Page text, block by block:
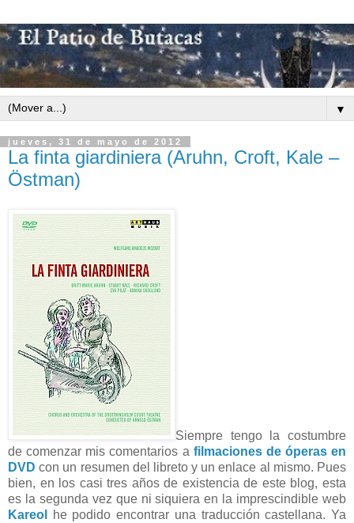
▼
jueves, 31 de mayo de 2012
La finta giardiniera (Aruhn, Croft, Kale –
Östman)
Siempre tengo la costumbre
de comenzar mis comentarios a filmaciones de óperas en
DVD con un resumen del libreto y un enlace al mismo. Pues
bien, en los casi tres años de existencia de este blog, esta
es la segunda vez que ni siquiera en la imprescindible web
Kareol
he podido encontrar una traducción castellana. Ya